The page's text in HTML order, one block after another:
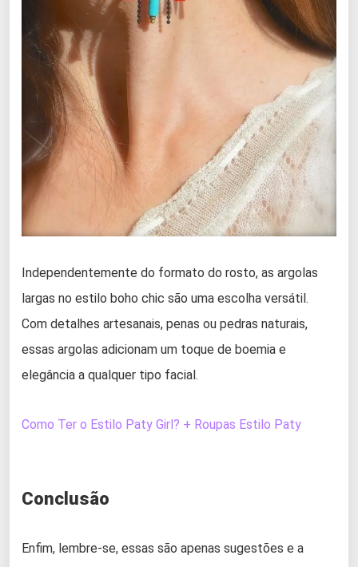
Independentemente do formato do rosto, as argolas
largas no estilo boho chic são uma escolha versátil.
Com detalhes artesanais, penas ou pedras naturais,
essas argolas adicionam um toque de boemia e
elegância a qualquer tipo facial.
Como Ter o Estilo Paty Girl? + Roupas Estilo Paty
Conclusão
Enfim, lembre-se, essas são apenas sugestões e a